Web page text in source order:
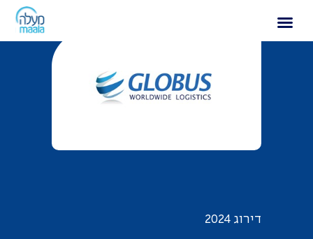
דירוג 2024